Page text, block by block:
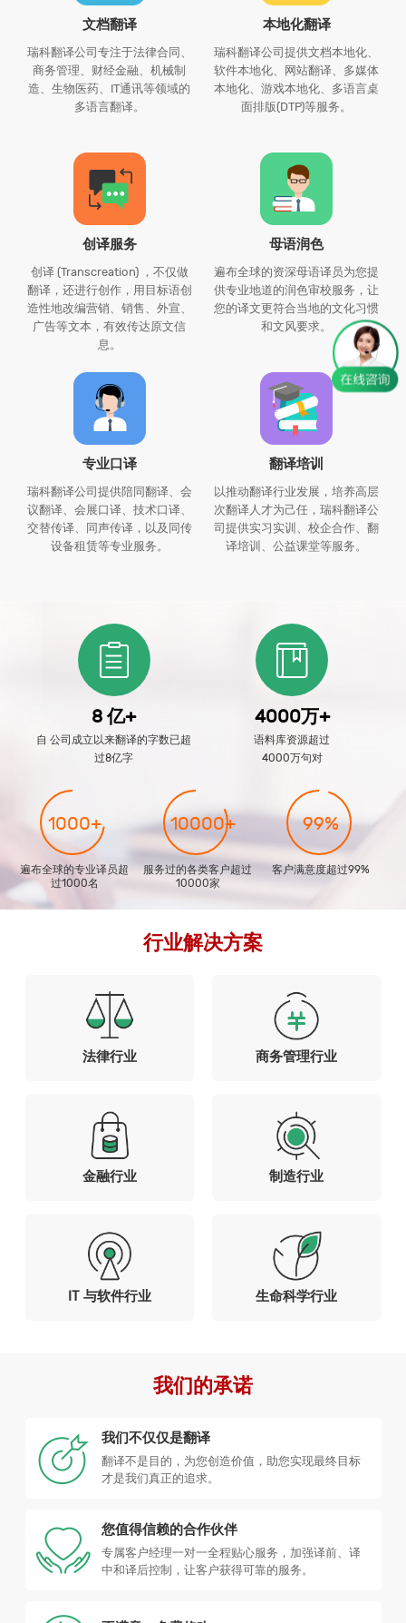
文档翻译
瑞科翻译公司专注于法律合同、
商务管理、财经金融、机械制
造、生物医药、IT通讯等领域的
多语言翻译。
本地化翻译
瑞科翻译公司提供文档本地化、
软件本地化、网站翻译、多媒体
本地化、游戏本地化、多语言桌
面排版(DTP)等服务。
创译服务
创译 (Transcreation) ，不仅做
翻译，还进行创作，用目标语创
造性地改编营销、销售、外宣、
广告等文本，有效传达原文信
息。
母语润色
遍布全球的资深母语译员为您提
供专业地道的润色审校服务，让
您的译文更符合当地的文化习惯
和文风要求。
专业口译
瑞科翻译公司提供陪同翻译、会
议翻译、会展口译、技术口译、
交替传译、同声传译，以及同传
设备租赁等专业服务。
翻译培训
以推动翻译行业发展，培养高层
次翻译人才为己任，瑞科翻译公
司提供实习实训、校企合作、翻
译培训、公益课堂等服务。
8 亿+
自 公司成立以来翻译的字数已超
过8亿字
4000万+
语料库资源超过
4000万句对
1000+
遍布全球的专业译员超
过1000名
10000+
服务过的各类客户超过
10000家
99%
客户满意度超过99%
行业解决方案
法律行业 商务管理行业
金融行业 制造行业
IT 与软件行业 生命科学行业
我们的承诺
我们不仅仅是翻译
翻译不是目的，为您创造价值，助您实现最终目标
才是我们真正的追求。
您值得信赖的合作伙伴
专属客户经理一对一全程贴心服务，加强译前、译
中和译后控制，让客户获得可靠的服务。